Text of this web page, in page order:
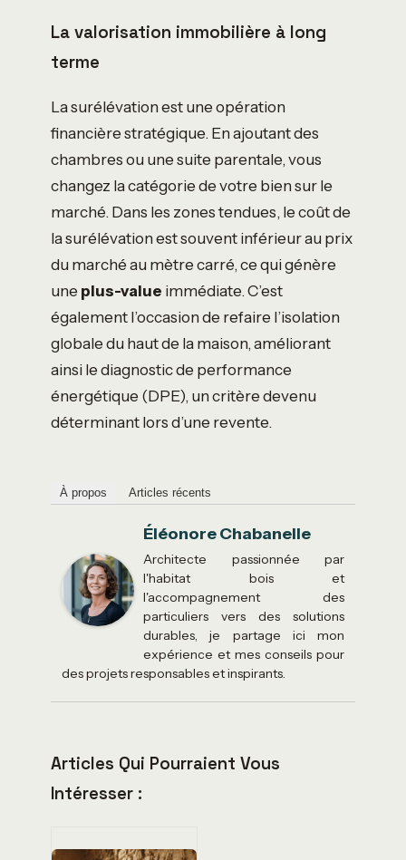
La valorisation immobilière à long
terme
La surélévation est une opération
financière stratégique. En ajoutant des
chambres ou une suite parentale, vous
changez la catégorie de votre bien sur le
marché. Dans les zones tendues, le coût de
la surélévation est souvent inférieur au prix
du marché au mètre carré, ce qui génère
une plus-value immédiate. C’est
également l’occasion de refaire l’isolation
globale du haut de la maison, améliorant
ainsi le diagnostic de performance
énergétique (DPE), un critère devenu
déterminant lors d’une revente.
À propos Articles récents
Éléonore Chabanelle
Architecte passionnée par
l'habitat bois et
l'accompagnement des
particuliers vers des solutions
durables, je partage ici mon
expérience et mes conseils pour
des projets responsables et inspirants.
Articles Qui Pourraient Vous
Intéresser :